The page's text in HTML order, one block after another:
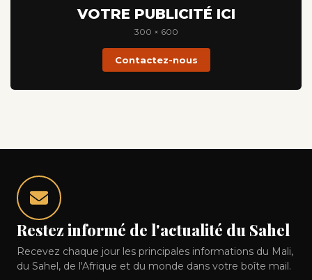
VOTRE PUBLICITÉ ICI
300 × 600
Contactez-nous
Restez informé de l'actualité du Sahel
Recevez chaque jour les principales informations du Mali,
du Sahel, de l'Afrique et du monde dans votre boîte mail.